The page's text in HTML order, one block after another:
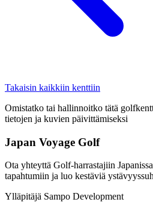
Takaisin kaikkiin kenttiin
Omistatko tai hallinnoitko tätä
tietojen ja kuvien päivittämiseksi
Japan Voyage Golf
Ota yhteyttä Golf-harrastajiin
tapahtumiin ja luo kestäviä
Ylläpitäjä Sampo Development